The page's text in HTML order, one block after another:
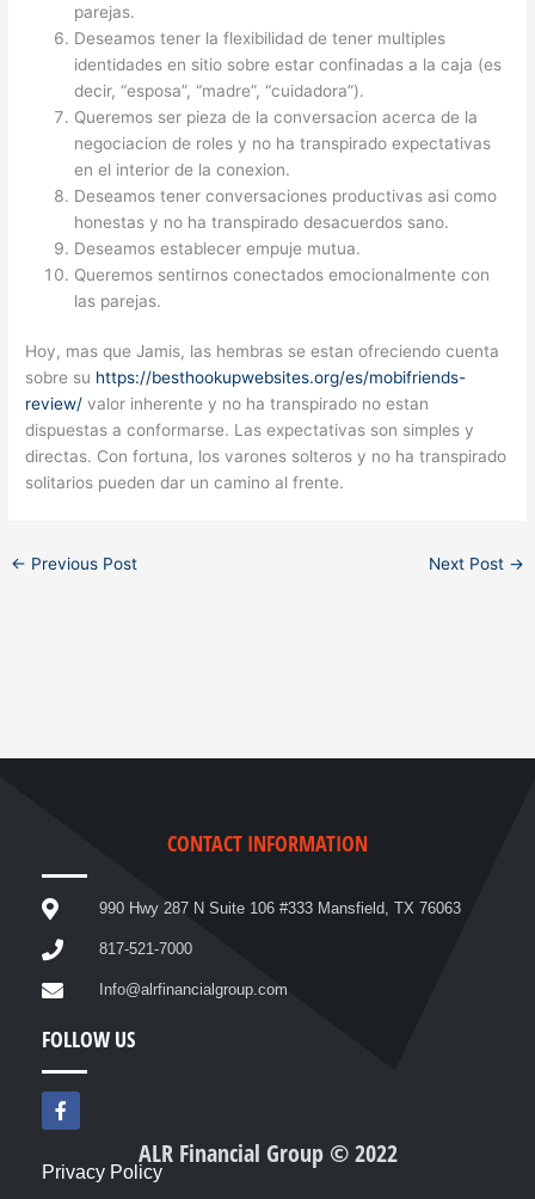
parejas.
Deseamos tener la flexibilidad de tener multiples
identidades en sitio sobre estar confinadas a la caja (es
decir, “esposa”, “madre”, “cuidadora”).
Queremos ser pieza de la conversacion acerca de la
negociacion de roles y no ha transpirado expectativas
en el interior de la conexion.
Deseamos tener conversaciones productivas asi­ como
honestas y no ha transpirado desacuerdos sano.
Deseamos establecer empuje mutua.
Queremos sentirnos conectados emocionalmente con
las parejas.
Hoy, mas que Jamis, las hembras se estan ofreciendo cuenta
sobre su https://besthookupwebsites.org/es/mobifriends-
review/ valor inherente y no ha transpirado no estan
dispuestas a conformarse. Las expectativas son simples y
directas. Con fortuna, los varones solteros y no ha transpirado
solitarios pueden dar un camino al frente.
← Previous Post Next Post →
CONTACT INFORMATION
990 Hwy 287 N Suite 106 #333 Mansfield, TX 76063
817-521-7000
Info@alrfinancialgroup.com
FOLLOW US
F
a
b
ALR Financial Group © 2022
Privacy Policy